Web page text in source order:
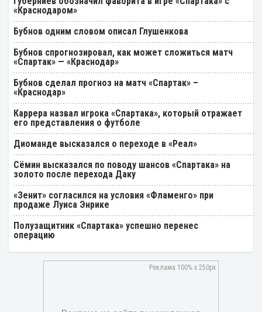
«Краснодаром»
Бубнов одним словом описал Глушенкова
Бубнов спрогнозировал, как может сложиться матч
«Спартак» — «Краснодар»
Бубнов сделал прогноз на матч «Спартак» –
«Краснодар»
Каррера назвал игрока «Спартака», который отражает
его представления о футболе
Диоманде высказался о переходе в «Реал»
Cёмин высказался по поводу шансов «Спартака» на
золото после перехода Даку
«Зенит» согласился на условия «Фламенго» при
продаже Луиса Энрике
Полузащитник «Спартака» успешно перенес
операцию